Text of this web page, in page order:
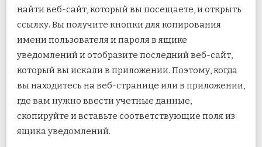
найти веб-сайт, который вы посещаете, и открыть
ссылку. Вы получите кнопки для копирования
имени пользователя и пароля в ящике
уведомлений и отобразите последний веб-сайт,
который вы искали в приложении. Поэтому, когда
вы находитесь на веб-странице или в приложении,
где вам нужно ввести учетные данные,
скопируйте и вставьте соответствующие поля из
ящика уведомлений.